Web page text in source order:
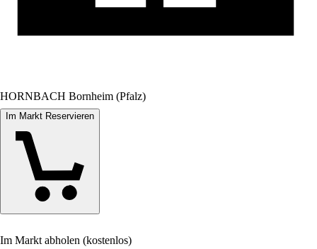
HORNBACH Bornheim (Pfalz)
Im Markt Reservieren
Im Markt abholen (kostenlos)